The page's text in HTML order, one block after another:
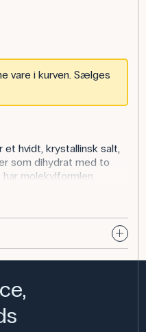
vare i kurven. Sælges
et hvidt, krystallinsk salt,
som dihydrat med to
molekylformlen
35-0. Det opløses
i en pakning på 500
både undervisnings- og
sammen med
eleverne kan undersøge